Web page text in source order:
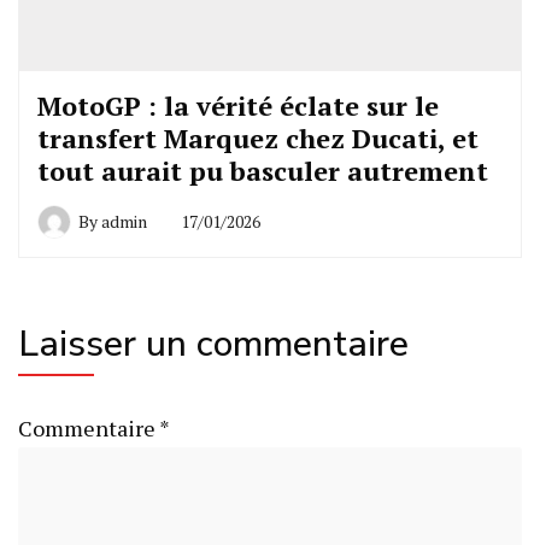
MotoGP : la vérité éclate sur le
transfert Marquez chez Ducati, et
tout aurait pu basculer autrement
Byadmin 17/01/2026
Laisser un commentaire
Commentaire *